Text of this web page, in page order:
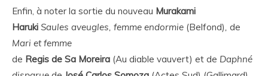
Enfin, à noter la sortie du nouveau Murakami
Haruki Saules aveugles, femme endormie (Belfond), de
Mari et femme
de Regis de Sa Moreira (Au diable vauvert) et de Daphné